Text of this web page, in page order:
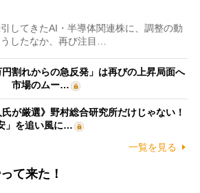
してきたAI・半導体関連株に、調整の動
したなか、再び注目…
割れからの急反発」は再びの上昇局面へ
市場のムー…
氏が厳選》野村総合研究所だけじゃない！
」を追い風に…
一覧を見る
て来た！